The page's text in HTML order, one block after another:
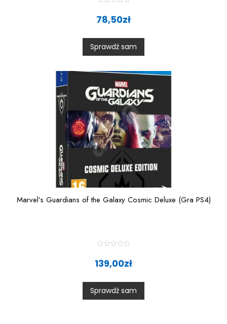
t
0
o
u
t
78,50zł
Sprawdź sam
Marvel’s Guardians of the Galaxy Cosmic Deluxe (Gra PS4)
0
o
u
t
139,00zł
Sprawdź sam